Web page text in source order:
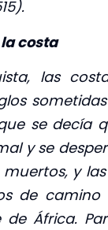
costa
las
se decía
y se
y
de
África.